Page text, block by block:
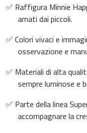
✅ Raffigura Minnie
amati dai piccoli.
✅ Colori vivaci e
osservazione e
✅ Materiali di alta
sempre luminose e
✅ Parte della linea
accompagnare la